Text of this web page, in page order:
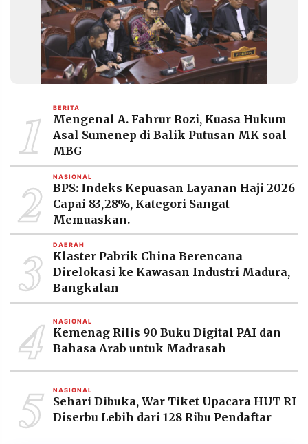
RESOLUSI
MEDIA
©
Resolusi.co
-
PT.
RESOLUSI
MEDIA
PRAMUDITA
1 BERITA
Mengenal A. Fahrur Rozi, Kuasa Hukum
Asal Sumenep di Balik Putusan MK soal
MBG
2 NASIONAL
BPS: Indeks Kepuasan Layanan Haji 2026
Capai 83,28%, Kategori Sangat
Memuaskan.
3 DAERAH
Klaster Pabrik China Berencana
Direlokasi ke Kawasan Industri Madura,
Bangkalan
4 NASIONAL
Kemenag Rilis 90 Buku Digital PAI dan
Bahasa Arab untuk Madrasah
5 NASIONAL
Sehari Dibuka, War Tiket Upacara HUT RI
Diserbu Lebih dari 128 Ribu Pendaftar